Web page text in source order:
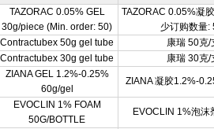
TAZORAC 0.05% GEL
30g/piece (Min. order: 50)
TAZORAC 0.05%凝
少订购数量:
Contractubex 50g gel tube 康瑞 50克/
Contractubex 30g gel tube 康瑞 30克/
ZIANA GEL 1.2%-0.25%
60g/gel
ZIANA 凝胶1.2%-
EVOCLIN 1% FOAM
50G/BOTTLE
EVOCLIN 1%泡沫